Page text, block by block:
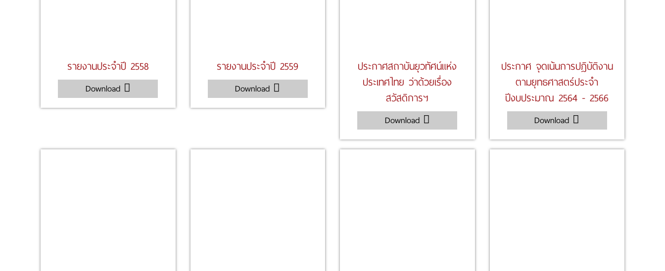
รายงานประจำปี 2558
Download
รายงานประจำปี 2559
Download
ประกาศสถาบันยุวทัศน์แห่ง
ประเทศไทย ว่าด้วยเรื่อง
สวัสดิการฯ
Download
ประกาศ จุดเน้นการปฎิบัติงาน
ตามยุทธศาสตร์ประจำ
ปีงบประมาณ 2564 - 2566
Download